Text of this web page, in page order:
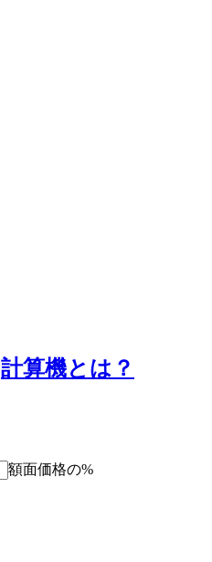
計算機とは？
額面価格の%